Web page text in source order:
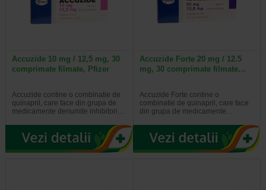
Accuzide 10 mg / 12,5 mg, 30
comprimate filmate, Pfizer
Accuzide contine o combinatie de
quinapril, care face din grupa de
medicamente denumite inhibitori…
Accuzide Forte 20 mg / 12.5
mg, 30 comprimate filmate…
Accuzide Forte contine o
combinatie de quinapril, care face
din grupa de medicamente…